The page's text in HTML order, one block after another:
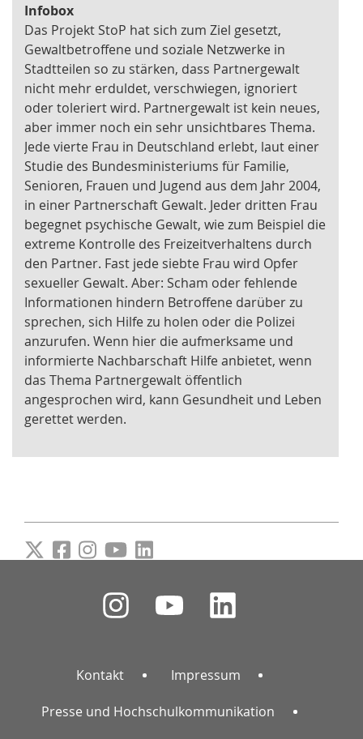
Infobox
Das Projekt StoP hat sich zum Ziel gesetzt,
Gewaltbetroffene und soziale Netzwerke in
Stadtteilen so zu stärken, dass Partnergewalt
nicht mehr erduldet, verschwiegen, ignoriert
oder toleriert wird. Partnergewalt ist kein neues,
aber immer noch ein sehr unsichtbares Thema.
Jede vierte Frau in Deutschland erlebt, laut einer
Studie des Bundesministeriums für Familie,
Senioren, Frauen und Jugend aus dem Jahr 2004,
in einer Partnerschaft Gewalt. Jeder dritten Frau
begegnet psychische Gewalt, wie zum Beispiel die
extreme Kontrolle des Freizeitverhaltens durch
den Partner. Fast jede siebte Frau wird Opfer
sexueller Gewalt. Aber: Scham oder fehlende
Informationen hindern Betroffene darüber zu
sprechen, sich Hilfe zu holen oder die Polizei
anzurufen. Wenn hier die aufmerksame und
informierte Nachbarschaft Hilfe anbietet, wenn
das Thema Partnergewalt öffentlich
angesprochen wird, kann Gesundheit und Leben
gerettet werden.
Kontakt Impressum
Presse und Hochschulkommunikation